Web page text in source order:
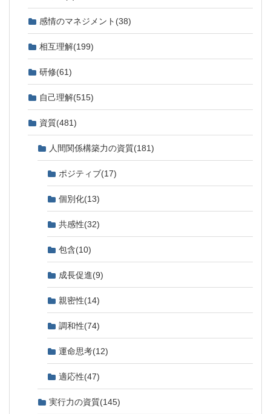
感情のマネジメント (38)
相互理解(199)
研修(61)
自己理解(515)
資質(481)
人間関係構築力の資質(181)
ポジティブ(17)
個別化(13)
共感性(32)
包含(10)
成長促進(9)
親密性(14)
調和性(74)
運命思考(12)
適応性(47)
実行力の資質(145)